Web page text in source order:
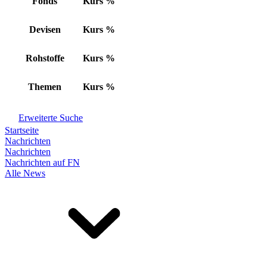
Devisen Kurs %
Rohstoffe Kurs %
Themen Kurs %
Erweiterte Suche
Startseite
Nachrichten
Nachrichten
Nachrichten auf FN
Alle News